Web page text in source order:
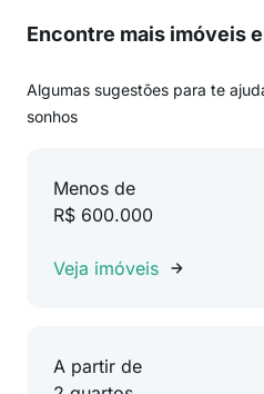
Encontre mais imóveis
Algumas sugestões para te
sonhos
Menos de
R$ 600.000
Veja imóveis
A partir de